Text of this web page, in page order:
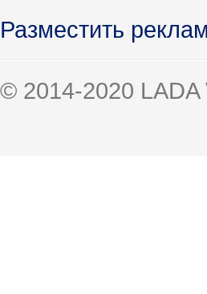
Разместить
© 2014-2020